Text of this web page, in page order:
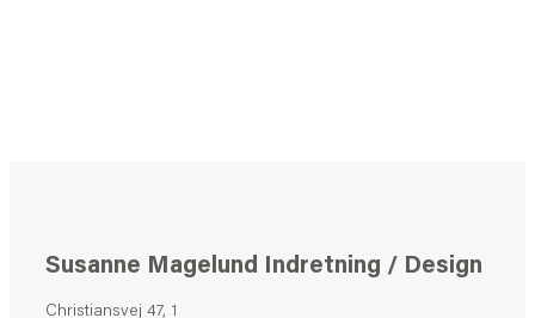
Susanne Magelund Indretning / Design
Christiansvej 47, 1